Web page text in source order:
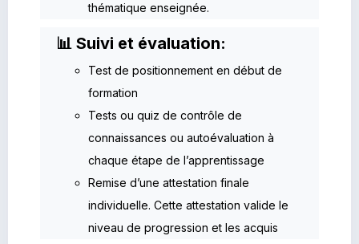
thématique enseignée.
📊 Suivi et évaluation:
Test de positionnement en début de
formation
Tests ou quiz de contrôle de
connaissances ou autoévaluation à
chaque étape de l’apprentissage
Remise d’une attestation finale
individuelle. Cette attestation valide le
niveau de progression et les acquis